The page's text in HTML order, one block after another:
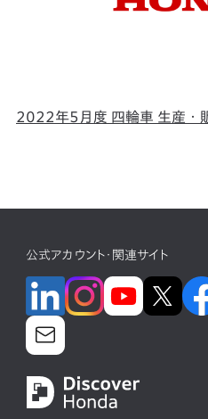
2022年5月度 四輪車 生産・
公式アカウント・関連サイト